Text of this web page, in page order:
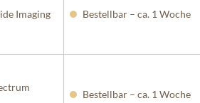
Imaging Bestellbar – ca. 1 Woche
Bestellbar – ca. 1 Woche